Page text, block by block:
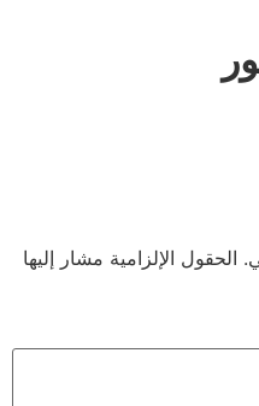
الحقول الإلزامية مشار إليها